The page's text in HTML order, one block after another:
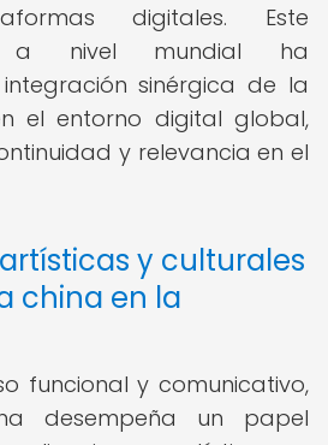
digitales. Este
a nivel mundial ha
sinérgica de la
el entorno digital global,
y relevancia en el
y culturales
china en la
funcional y comunicativo,
desempeña un papel